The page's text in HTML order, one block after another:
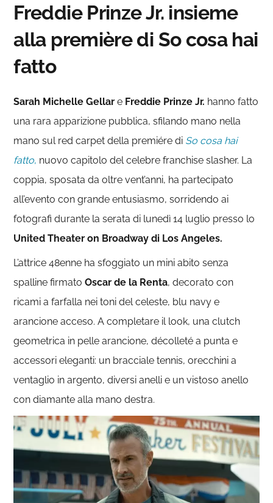
Freddie Prinze Jr. insieme
alla première di So cosa hai
fatto
Sarah Michelle Gellar e Freddie Prinze Jr. hanno fatto
una rara apparizione pubblica, sfilando mano nella
mano sul red carpet della premiére di So cosa hai
fatto, nuovo capitolo del celebre franchise slasher. La
coppia, sposata da oltre vent’anni, ha partecipato
all’evento con grande entusiasmo, sorridendo ai
fotografi durante la serata di lunedì 14 luglio presso lo
United Theater on Broadway di Los Angeles.
L’attrice 48enne ha sfoggiato un mini abito senza
spalline firmatoOscar de la Renta, decorato con
ricami a farfalla nei toni del celeste, blu navy e
arancione acceso. A completare il look, una clutch
geometrica in pelle arancione, décolleté a punta e
accessori eleganti: un bracciale tennis, orecchini a
ventaglio in argento, diversi anelli e un vistoso anello
con diamante alla mano destra.